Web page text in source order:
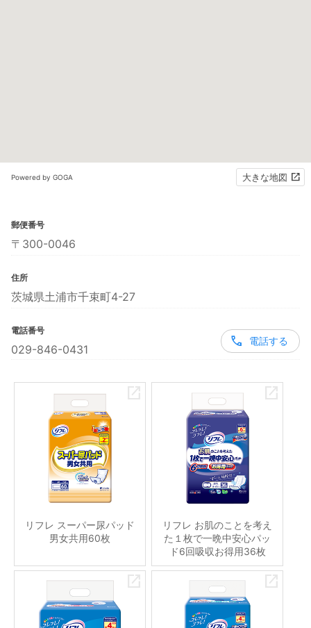
Powered by GOGA 大きな地図
郵便番号
〒300-0046
住所
茨城県土浦市千束町4-27
電話番号
029-846-0431
電話する
リフレ スーパー尿パッド
男女共用60枚
リフレ お肌のことを考え
た１枚で一晩中安心パッ
ド6回吸収お得用36枚